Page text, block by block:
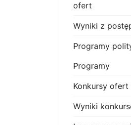
ofert
Wyniki z
Programy
Programy
Konkursy ofert
Wyniki